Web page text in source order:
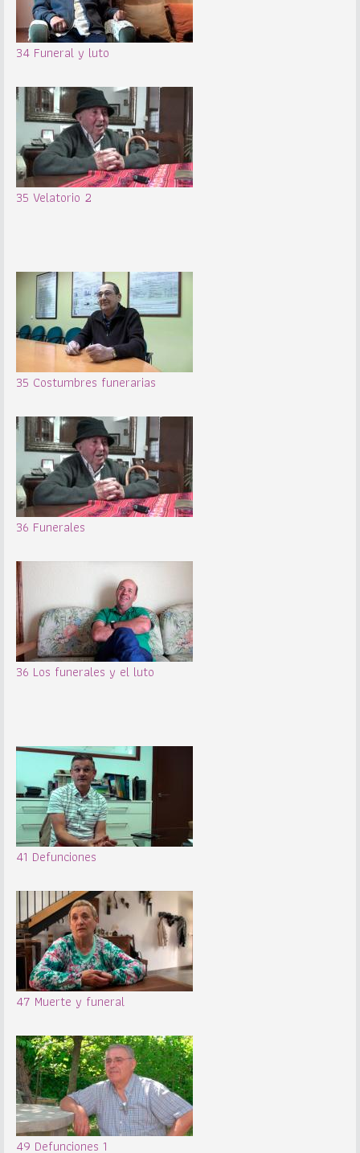
34 Funeral y luto
35 Velatorio 2
35 Costumbres funerarias
36 Funerales
36 Los funerales y el luto
41 Defunciones
47 Muerte y funeral
49 Defunciones 1